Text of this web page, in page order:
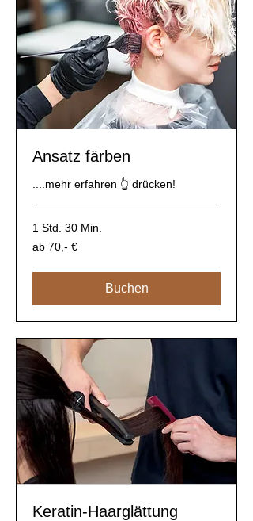
Ansatz färben
....mehr erfahren 👆 drücken!
1 Std. 30 Min.
ab
70,-
ab 70,- €
Buchen
Keratin-Haarglättung